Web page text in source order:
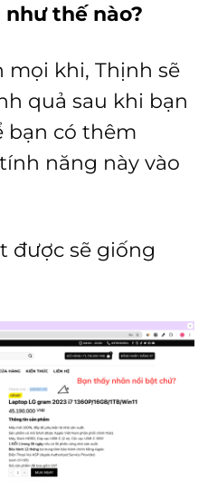
thế nào?
khi, Thịnh sẽ
quả sau khi bạn
bạn có thêm
năng này vào
được sẽ giống